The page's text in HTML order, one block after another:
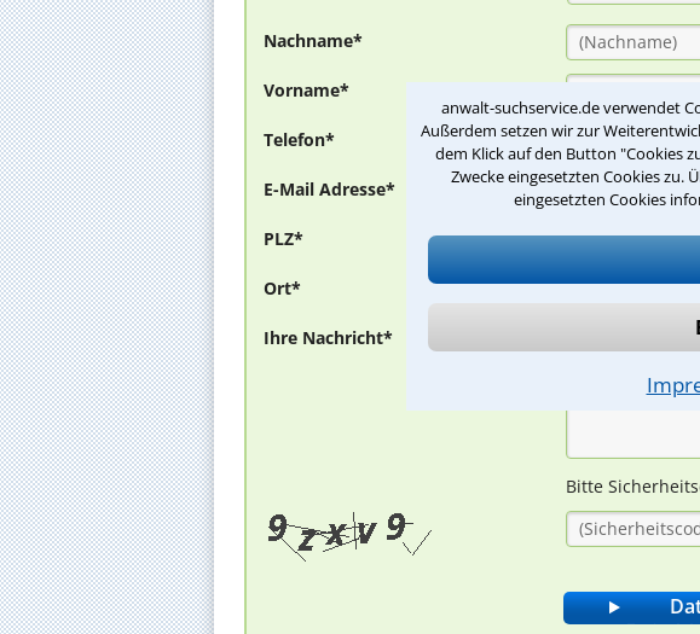
anwalt-suchservice.de verwendet
Außerdem setzen wir zur
dem Klick auf den Button "Cookies
Zwecke eingesetzten Cookies zu.
eingesetzten Cookies
Nachname*
Vorname*
Telefon*
E-Mail Adresse*
PLZ*
Ort*
Ihre Nachricht*
Bitte